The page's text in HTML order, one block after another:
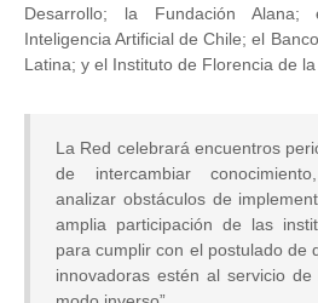
Desarrollo; la Fundación
Inteligencia Artificial de Chile; el
Latina; y el Instituto de Florencia de
La Red celebrará encuentros
de intercambiar
analizar obstáculos de
amplia participación de las
para cumplir con el postulado de
innovadoras estén al servicio